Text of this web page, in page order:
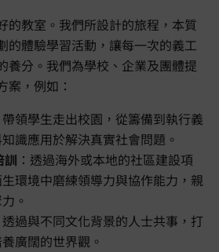
的教室。我們所設計的旅程，本質
的體驗學習活動，讓每一次的義工
養分。我們為學校、企業及團體提
案，例如：
帶領學生走出校園，從籌備到執行義
識應用於解決真實社會問題。
訓 ：透過海外或本地的社區建設項
環境中磨練領導力與協作能力，親
。
透過與不同文化背景的人士共事，打
廣闊的世界觀。